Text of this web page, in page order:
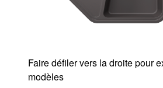
Faire défiler vers la droite pour
modèles